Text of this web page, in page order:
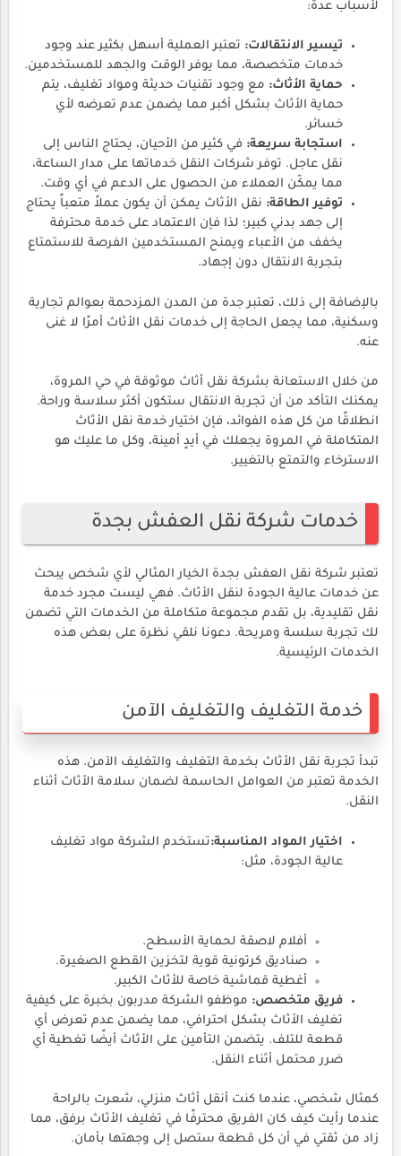
لأسباب عدة:
تيسير الانتقالات: تعتبر العملية أسهل بكثير عند وجود
خدمات متخصصة، مما يوفر الوقت والجهد للمستخدمين.
حماية الأثاث: مع وجود تقنيات حديثة ومواد تغليف، يتم
حماية الأثاث بشكل أكبر مما يضمن عدم تعرضه لأي
خسائر.
استجابة سريعة: في كثير من الأحيان، يحتاج الناس إلى
نقل عاجل. توفر شركات النقل خدماتها على مدار الساعة،
مما يمكّن العملاء من الحصول على الدعم في أي وقت.
توفير الطاقة: نقل الأثاث يمكن أن يكون عملاً متعباً يحتاج
إلى جهد بدني كبير؛ لذا فإن الاعتماد على خدمة محترفة
يخفف من الأعباء ويمنح المستخدمين الفرصة للاستمتاع
بتجربة الانتقال دون إجهاد.
بالإضافة إلى ذلك، تعتبر جدة من المدن المزدحمة بعوالم تجارية
وسكنية، مما يجعل الحاجة إلى خدمات نقل الأثاث أمرًا لا غنى
عنه.
من خلال الاستعانة بشركة نقل أثاث موثوقة في حي المروة،
يمكنك التأكد من أن تجربة الانتقال ستكون أكثر سلاسة وراحة.
انطلاقًا من كل هذه الفوائد، فإن اختيار خدمة نقل الأثاث
المتكاملة في المروة يجعلك في أيدٍ أمينة، وكل ما عليك هو
الاسترخاء والتمتع بالتغيير.
خدمات شركة نقل العفش بجدة
تعتبر شركة نقل العفش بجدة الخيار المثالي لأي شخص يبحث
عن خدمات عالية الجودة لنقل الأثاث. فهي ليست مجرد خدمة
نقل تقليدية، بل تقدم مجموعة متكاملة من الخدمات التي تضمن
لك تجربة سلسة ومريحة. دعونا نلقي نظرة على بعض هذه
الخدمات الرئيسية.
خدمة التغليف والتغليف الآمن
تبدأ تجربة نقل الأثاث بخدمة التغليف والتغليف الآمن. هذه
الخدمة تعتبر من العوامل الحاسمة لضمان سلامة الأثاث أثناء
النقل.
اختيار المواد المناسبة:تستخدم الشركة مواد تغليف
عالية الجودة، مثل:
أفلام لاصقة لحماية الأسطح.
صناديق كرتونية قوية لتخزين القطع الصغيرة.
أغطية قماشية خاصة للأثاث الكبير.
فريق متخصص: موظفو الشركة مدربون بخبرة على كيفية
تغليف الأثاث بشكل احترافي، مما يضمن عدم تعرض أي
قطعة للتلف. يتضمن التأمين على الأثاث أيضًا تغطية أي
ضرر محتمل أثناء النقل.
كمثال شخصي، عندما كنت أنقل أثاث منزلي، شعرت بالراحة
عندما رأيت كيف كان الفريق محترفًا في تغليف الأثاث برفق، مما
زاد من ثقتي في أن كل قطعة ستصل إلى وجهتها بأمان.